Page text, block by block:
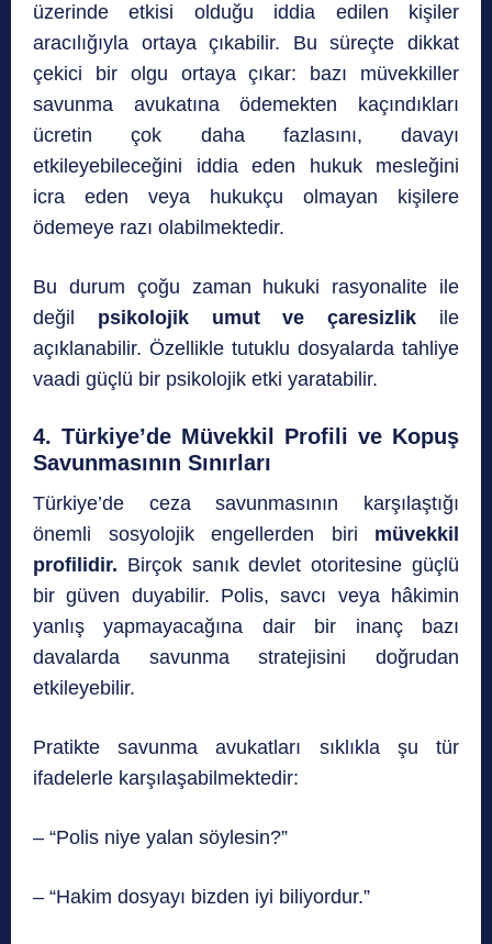
üzerinde etkisi olduğu iddia edilen kişiler
aracılığıyla ortaya çıkabilir. Bu süreçte dikkat
çekici bir olgu ortaya çıkar: bazı müvekkiller
savunma avukatına ödemekten kaçındıkları
ücretin çok daha fazlasını, davayı
etkileyebileceğini iddia eden hukuk mesleğini
icra eden veya hukukçu olmayan kişilere
ödemeye razı olabilmektedir.
Bu durum çoğu zaman hukuki rasyonalite ile
değil psikolojik umut ve çaresizlik ile
açıklanabilir. Özellikle tutuklu dosyalarda tahliye
vaadi güçlü bir psikolojik etki yaratabilir.
4. Türkiye’de Müvekkil Profili ve Kopuş
Savunmasının Sınırları
Türkiye’de ceza savunmasının karşılaştığı
önemli sosyolojik engellerden biri müvekkil
profilidir. Birçok sanık devlet otoritesine güçlü
bir güven duyabilir. Polis, savcı veya hâkimin
yanlış yapmayacağına dair bir inanç bazı
davalarda savunma stratejisini doğrudan
etkileyebilir.
Pratikte savunma avukatları sıklıkla şu tür
ifadelerle karşılaşabilmektedir:
– “Polis niye yalan söylesin?”
– “Hakim dosyayı bizden iyi biliyordur.”